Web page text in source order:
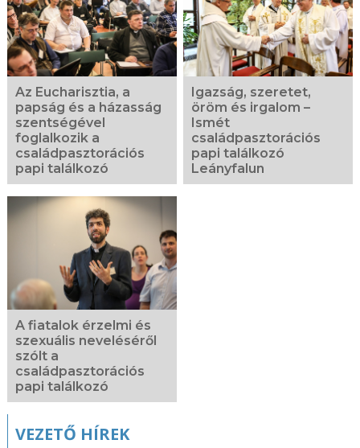
Az Eucharisztia, a
papság és a házasság
szentségével
foglalkozik a
családpasztorációs
papi találkozó
Igazság, szeretet,
öröm és irgalom –
Ismét
családpasztorációs
papi találkozó
Leányfalun
A fiatalok érzelmi és
szexuális neveléséről
szólt a
családpasztorációs
papi találkozó
VEZETŐ HÍREK